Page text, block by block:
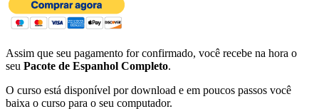
Assim que seu pagamento for confirmado, você recebe na hora o
seu Pacote de Espanhol Completo.
O curso está disponível por download e em poucos passos você
baixa o curso para o seu computador.